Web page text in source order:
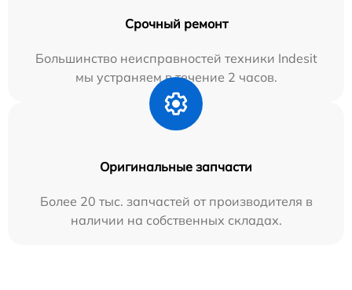
Срочный ремонт
Большинство неисправностей техники Indesit
мы устраняем в течение 2 часов.
Оригинальные запчасти
Более 20 тыс. запчастей от производителя в
наличии на собственных складах.